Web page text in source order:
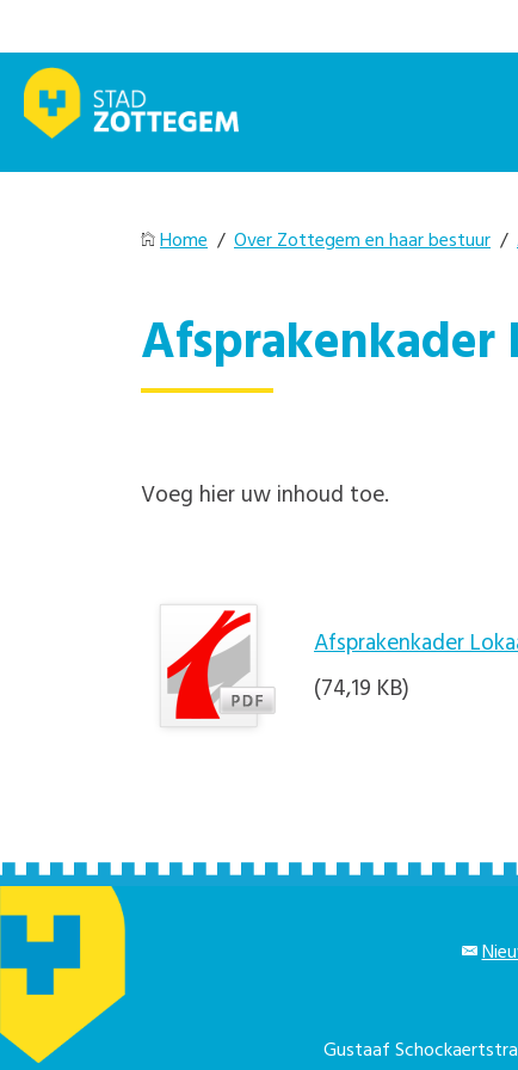
Home / Over Zottegem en haar bestuur /
Voeg hier uw inhoud toe.
Afsprakenkader
(74,19 KB)
Gustaaf